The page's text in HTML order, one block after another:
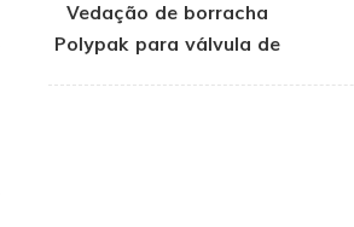
Vedação de borracha
Polypak para válvula de